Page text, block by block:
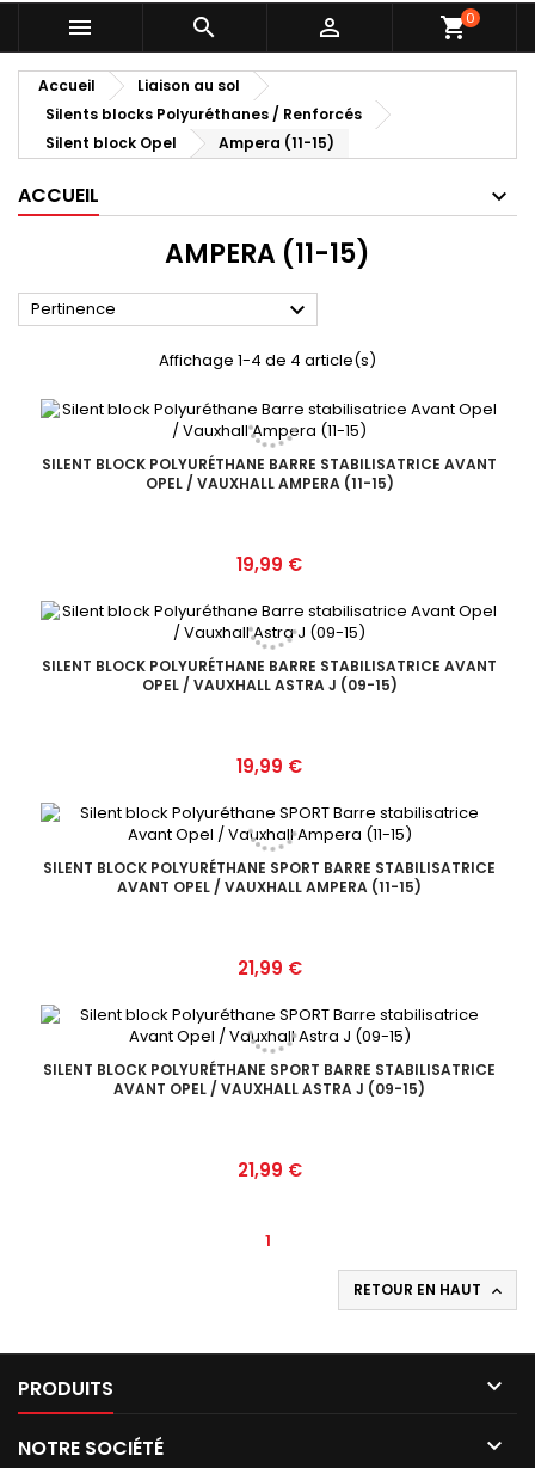
   shopping_cart0
Accueil
Liaison au sol
Silents blocks Polyuréthanes / Renforcés
Silent block Opel
Ampera (11-15)
ACCUEIL
AMPERA (11-15)
Pertinence 
Affichage 1-4 de 4 article(s)
SILENT BLOCK POLYURÉTHANE BARRE STABILISATRICE AVANT
OPEL / VAUXHALL AMPERA (11-15)
Prix
19,99 €
SILENT BLOCK POLYURÉTHANE BARRE STABILISATRICE AVANT
OPEL / VAUXHALL ASTRA J (09-15)
Prix
19,99 €
SILENT BLOCK POLYURÉTHANE SPORT BARRE STABILISATRICE
AVANT OPEL / VAUXHALL AMPERA (11-15)
Prix
21,99 €
SILENT BLOCK POLYURÉTHANE SPORT BARRE STABILISATRICE
AVANT OPEL / VAUXHALL ASTRA J (09-15)
Prix
21,99 €
1
RETOUR EN HAUT 
PRODUITS 
NOTRE SOCIÉTÉ 